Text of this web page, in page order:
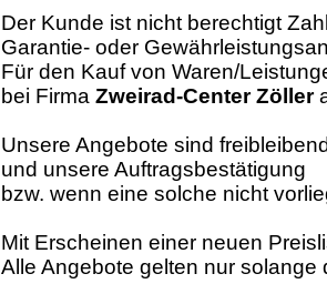
Der Kunde ist nicht berechtigt
Garantie- oder
Für den Kauf von Waren/
bei Firma Zweirad-Center Zöller
Unsere Angebote sind
und unsere Auftragsbestätigung
bzw. wenn eine solche nicht
Mit Erscheinen einer neuen
Alle Angebote gelten nur solange